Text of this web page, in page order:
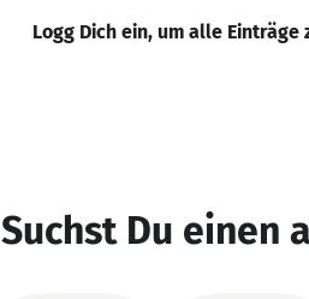
Logg Dich ein, um alle Einträge
Suchst Du einen